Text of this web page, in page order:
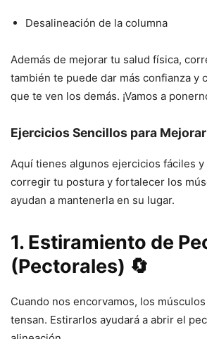
Desalineación de la columna
Además de mejorar tu salud física,
también te puede dar más confianza y
que te ven los demás. ¡Vamos a
Ejercicios Sencillos para
Aquí tienes algunos ejercicios fáciles
corregir tu postura y fortalecer los
ayudan a mantenerla en su lugar.
1. Estiramiento de
(Pectorales) 🔄
Cuando nos encorvamos, los
tensan. Estirarlos ayudará a abrir el